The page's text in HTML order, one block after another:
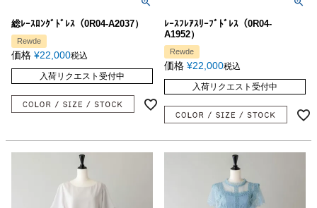
総ﾚｰｽﾛﾝｸﾞﾄﾞﾚｽ（0R04-A2037）
Rewde
価格 ¥22,000税込
入荷リクエスト受付中
ﾚｰｽﾌﾚｱｽﾘｰﾌﾞﾄﾞﾚｽ（0R04-
A1952）
Rewde
価格 ¥22,000税込
入荷リクエスト受付中